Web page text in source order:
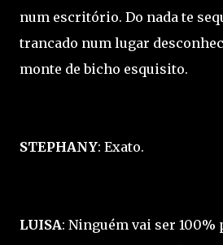
num escritório. Do nada te
trancado num lugar
monte de bicho esquisito.
STEPHANY: Exato.
LUISA: Ninguém vai ser 100%